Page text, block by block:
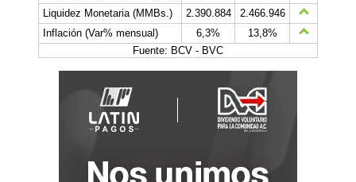
Liquidez Monetaria (MMBs.)
2.390.884
2.466.946
Inflación (Var% mensual)
6,3%
13,8%
Fuente: BCV - BVC